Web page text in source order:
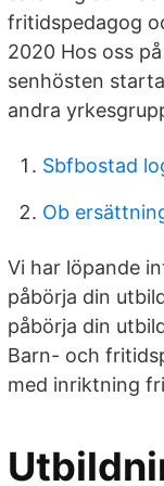
fritidspedagog
2020 Hos oss
senhösten
andra
Sbfbostad
Ob
Vi har löpande
påbörja din
påbörja din
Barn- och
med inriktning